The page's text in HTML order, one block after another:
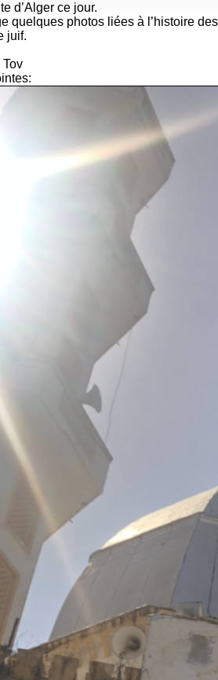
d’Alger ce jour.
quelques photos liées à l’histoire
juif.